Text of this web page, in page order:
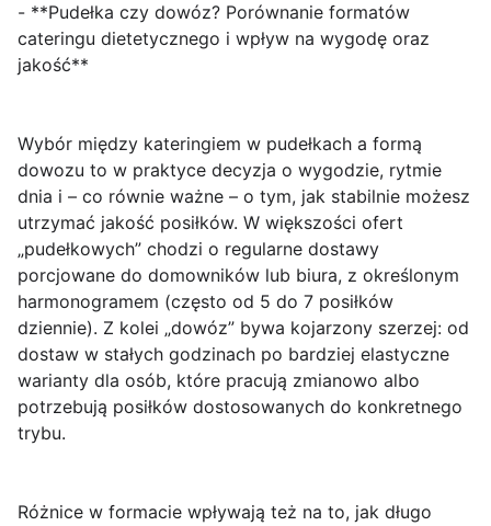
- **Pudełka czy dowóz? Porównanie formatów
cateringu dietetycznego i wpływ na wygodę oraz
jakość**
Wybór między kateringiem w pudełkach a formą
dowozu to w praktyce decyzja o wygodzie, rytmie
dnia i – co równie ważne – o tym, jak stabilnie możesz
utrzymać jakość posiłków. W większości ofert
„pudełkowych” chodzi o regularne dostawy
porcjowane do domowników lub biura, z określonym
harmonogramem (często od 5 do 7 posiłków
dziennie). Z kolei „dowóz” bywa kojarzony szerzej: od
dostaw w stałych godzinach po bardziej elastyczne
warianty dla osób, które pracują zmianowo albo
potrzebują posiłków dostosowanych do konkretnego
trybu.
Różnice w formacie wpływają też na to, jak długo